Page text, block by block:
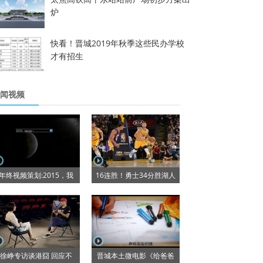
炉
快看！晋城2019年秋季这些民办学校
才有招生
视频
终视频策划:2015，我 16连胜！勇士34分胜湖人
徐峥专访谈港囧 回应不 晋城本土微电影《给爸爸